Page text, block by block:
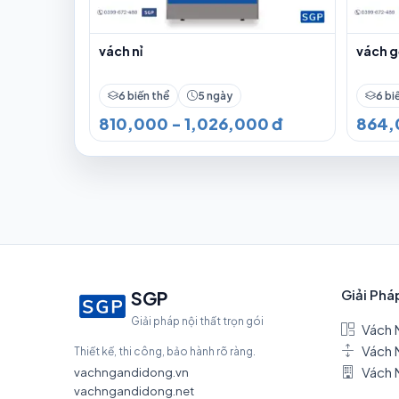
vách nỉ
6 biến thể 5 ngày
810,000 - 1,026,000 đ
vách
6
SGP
Giải pháp nội thất trọn gói
Thiết kế, thi công, bảo hành rõ ràng.
vachngandidong.vn
vachngandidong.net
Giải
Vách
Vách
Vách